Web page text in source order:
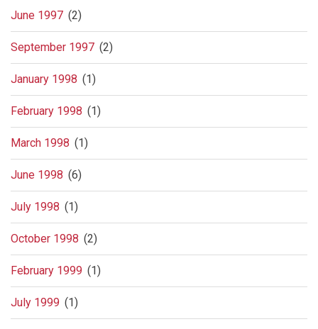
June 1997 (2)
September 1997 (2)
January 1998 (1)
February 1998 (1)
March 1998 (1)
June 1998 (6)
July 1998 (1)
October 1998 (2)
February 1999 (1)
July 1999 (1)